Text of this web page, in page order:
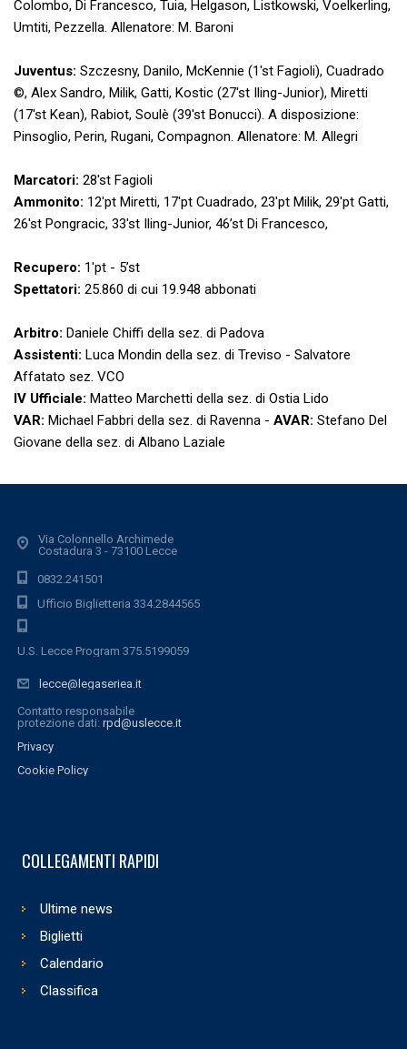
Colombo, Di Francesco, Tuia, Helgason, Listkowski, Voelkerling,
Umtiti, Pezzella. Allenatore: M. Baroni
Juventus: Szczesny, Danilo, McKennie (1'st Fagioli), Cuadrado
©, Alex Sandro, Milik, Gatti, Kostic (27'st Iling-Junior), Miretti
(17'st Kean), Rabiot, Soulè (39'st Bonucci). A disposizione:
Pinsoglio, Perin, Rugani, Compagnon. Allenatore: M. Allegri
Marcatori: 28'st Fagioli
Ammonito: 12'pt Miretti, 17'pt Cuadrado, 23'pt Milik, 29'pt Gatti,
26'st Pongracic, 33'st Iling-Junior, 46’st Di Francesco,
Recupero: 1'pt - 5’st
Spettatori: 25.860 di cui 19.948 abbonati
Arbitro: Daniele Chiffi della sez. di Padova
Assistenti: Luca Mondin della sez. di Treviso - Salvatore
Affatato sez. VCO
IV Ufficiale: Matteo Marchetti della sez. di Ostia Lido
VAR: Michael Fabbri della sez. di Ravenna - AVAR: Stefano Del
Giovane della sez. di Albano Laziale
Via Colonnello Archimede
Costadura 3 - 73100 Lecce
0832.241501
Ufficio Biglietteria 334.2844565
U.S. Lecce Program 375.5199059
lecce@legaseriea.it
Contatto responsabile
protezione dati: rpd@uslecce.it
Privacy
Cookie Policy
COLLEGAMENTI RAPIDI
Ultime news
Biglietti
Calendario
Classifica